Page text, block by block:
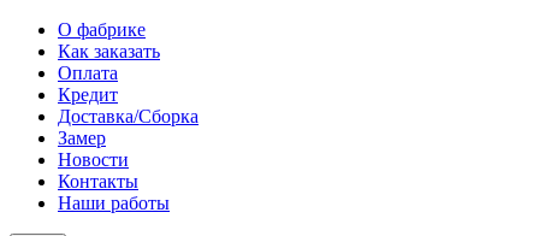
О фабрике
Как заказать
Оплата
Кредит
Доставка/Сборка
Замер
Новости
Контакты
Наши работы